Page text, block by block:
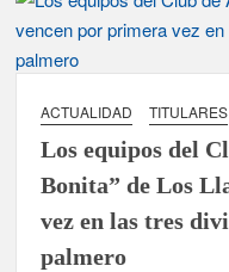
ACTUALIDAD TITULARES
Los equipos del
Bonita” de Los
vez en las tres
palmero